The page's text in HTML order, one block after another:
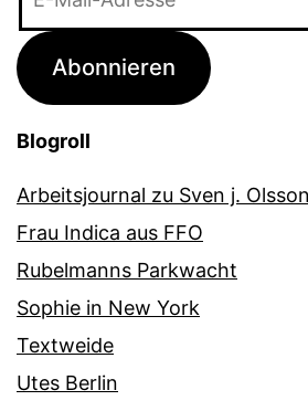
Adresse
Abonnieren
Blogroll
Arbeitsjournal zu Sven j.
Frau Indica aus FFO
Rubelmanns Parkwacht
Sophie in New York
Textweide
Utes Berlin